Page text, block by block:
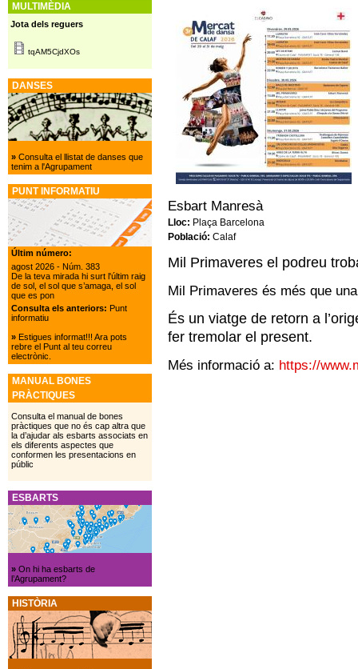
Esbart Manresà
Lloc: Plaça Barcelona
Població: Calaf
Mil Primaveres el podreu
Mil Primaveres és més que
És un viatge de retorn a
fer tremolar el present.
Més informació a: https://
MULTIMÈDIA
Jota dels reguers
tqAM5CjdXOs
DANSES
»Consulta el llistat de danses que
tenim a l'Agrupament
PUNT INFORMATIU
Últim número:
agost 2026 - Núm. 383
De la teva mirada hi surt l'últim raig
de sol, el sol que s’amaga, el sol
que es pon
Consulta els anteriors: Punt
informatiu
»Estigues informat!!! Ara pots
rebre el Punt al teu correu
electrònic.
MANUAL BONES
PRÀCTIQUES
Consulta el manual de bones
pràctiques que no és cap altra que
la d’ajudar als esbarts associats en
els diferents aspectes que
conformen les presentacions en
públic
ESBARTS
»On hi ha esbarts de
l’Agrupament?
HISTÒRIA